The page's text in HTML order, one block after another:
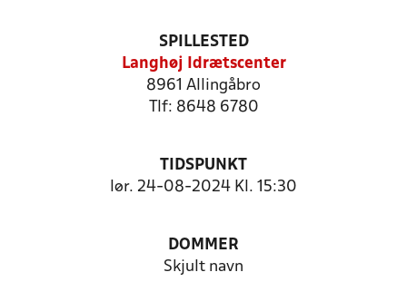
SPILLESTED
Langhøj Idrætscenter
8961 Allingåbro
Tlf: 8648 6780
TIDSPUNKT
lør. 24-08-2024 Kl. 15:30
DOMMER
Skjult navn